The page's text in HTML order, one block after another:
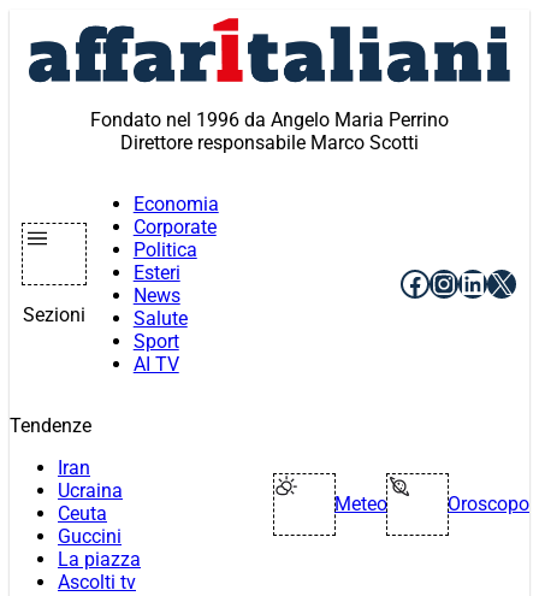
contenuto
Fondato nel 1996 da Angelo Maria Perrino
Direttore responsabile Marco Scotti
Sezioni
Economia
Corporate
Politica
Esteri
News
Salute
Sport
AI TV
Facebook
X
Tendenze
Iran
Ucraina
Ceuta
Guccini
La piazza
Ascolti tv
Meteo Oroscopo